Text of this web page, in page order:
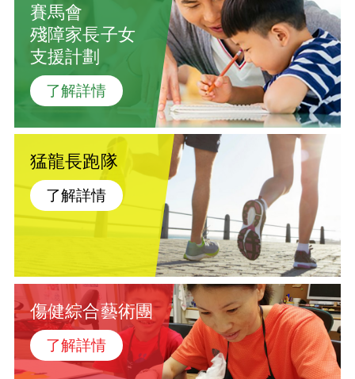
賽馬會
殘障家長子女
支援計劃
了解詳情
猛龍長跑隊
了解詳情
傷健綜合藝術團
了解詳情